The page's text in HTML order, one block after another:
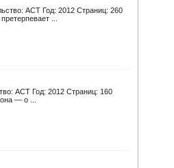
АСТ Год: 2012 Страниц: 260
...
АСТ Год: 2012 Страниц: 160
— о ...